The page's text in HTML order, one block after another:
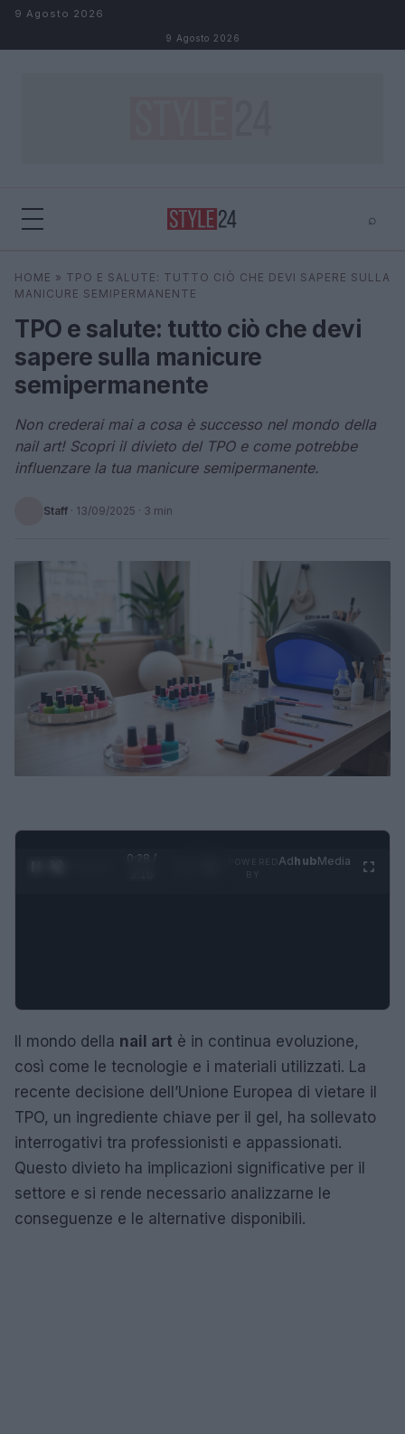
Salta al contenuto
9 Agosto 2026
9 Agosto 2026
⌕
Cerca ⌕ ×
HOME » TPO E SALUTE: TUTTO CIÒ CHE DEVI SAPERE SULLA
MANICURE SEMIPERMANENTE
TPO e salute: tutto ciò che devi
sapere sulla manicure
semipermanente
Non crederai mai a cosa è successo nel mondo della
nail art! Scopri il divieto del TPO e come potrebbe
influenzare la tua manicure semipermanente.
Staff · 13/09/2025 · 3 min
0:29 /
AdhubMedia
Il mondo della nail art è in continua evoluzione,
così come le tecnologie e i materiali utilizzati. La
recente decisione dell’Unione Europea di vietare il
TPO, un ingrediente chiave per il gel, ha sollevato
interrogativi tra professionisti e appassionati.
Questo divieto ha implicazioni significative per il
settore e si rende necessario analizzarne le
conseguenze e le alternative disponibili.